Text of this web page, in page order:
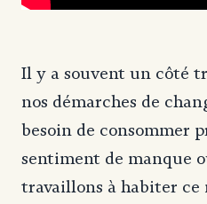
Il y a souvent un côté
nos démarches de
besoin de consommer
sentiment de manque
travaillons à habiter ce